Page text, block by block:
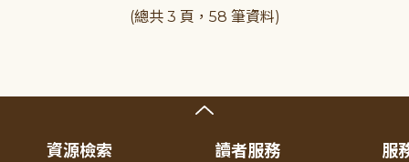
(總共 3 頁，58 筆資料)
資源檢索 讀者服務 服